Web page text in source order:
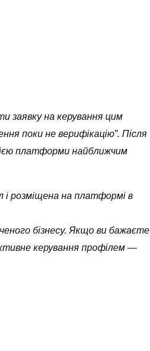
заявку на керування цим
поки не верифікацію”. Після
платформи найближчим
і розміщена на платформі в
бізнесу. Якщо ви бажаєте
керування профілем —